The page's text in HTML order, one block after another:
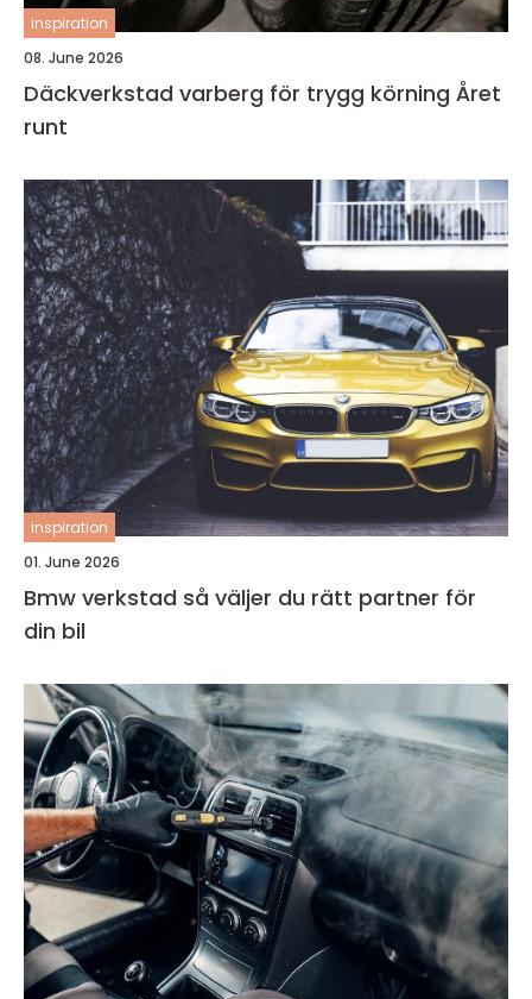
inspiration
08. June 2026
Däckverkstad varberg för trygg körning Året
runt
inspiration
01. June 2026
Bmw verkstad så väljer du rätt partner för
din bil